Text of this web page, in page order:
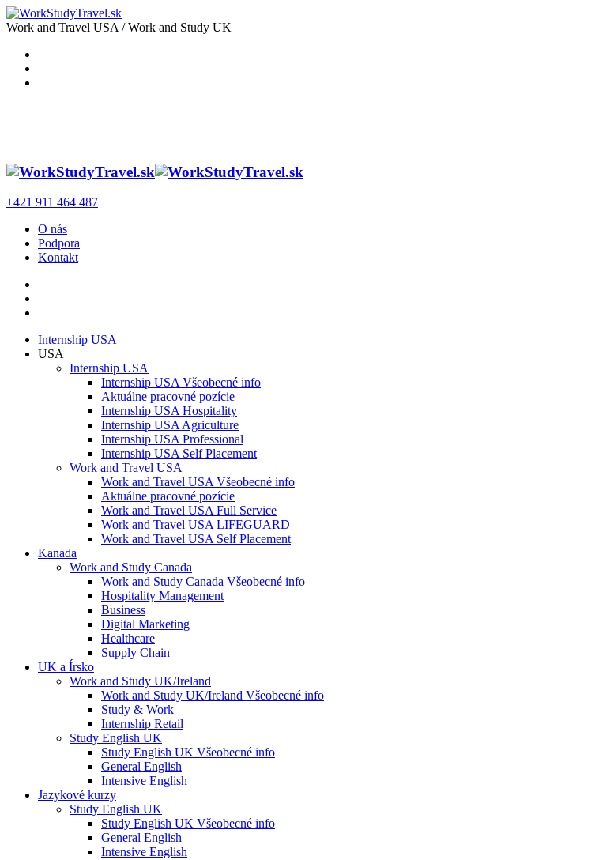
Work and Travel USA / Work and Study UK
+421 911 464 487
O nás
Podpora
Kontakt
Internship USA
USA
Internship USA
Internship USA Všeobecné info
Aktuálne pracovné pozície
Internship USA Hospitality
Internship USA Agriculture
Internship USA Professional
Internship USA Self Placement
Work and Travel USA
Work and Travel USA Všeobecné info
Aktuálne pracovné pozície
Work and Travel USA Full Service
Work and Travel USA LIFEGUARD
Work and Travel USA Self Placement
Kanada
Work and Study Canada
Work and Study Canada Všeobecné info
Hospitality Management
Business
Digital Marketing
Healthcare
Supply Chain
UK a Írsko
Work and Study UK/Ireland
Work and Study UK/Ireland Všeobecné info
Study & Work
Internship Retail
Study English UK
Study English UK Všeobecné info
General English
Intensive English
Jazykové kurzy
Study English UK
Study English UK Všeobecné info
General English
Intensive English